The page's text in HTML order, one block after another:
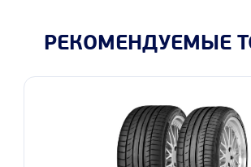
РЕКОМЕНДУЕМЫЕ